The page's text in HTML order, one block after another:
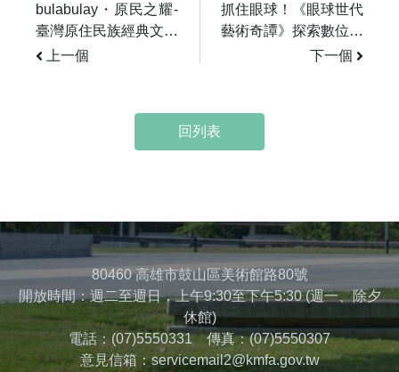
bulabulay・原民之耀-
臺灣原住民族經典文物
聯展暨巡迴展
上一個
抓住眼球！《眼球世代
藝術奇譚》探索數位原
生世代創作密碼下一個
回列表
80460 高雄市鼓山區美術館路80號
開放時間：週二至週日，上午9:30至下午5:30 (週一、除夕
休館)
電話：(07)5550331 傳真：(07)5550307
意見信箱：servicemail2@kmfa.gov.tw